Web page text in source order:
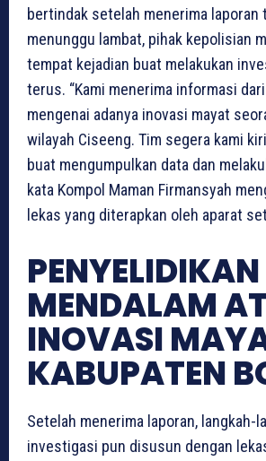
bertindak setelah menerima laporan
menunggu lambat, pihak kepolisian
tempat kejadian buat melakukan
terus. “Kami menerima informasi
mengenai adanya inovasi mayat
wilayah Ciseeng. Tim segera kami
buat mengumpulkan data dan
kata Kompol Maman Firmansyah
lekas yang diterapkan oleh aparat
PENYELIDIKAN
MENDALAM
INOVASI
KABUPATEN
Setelah menerima laporan, langkah-
investigasi pun disusun dengan